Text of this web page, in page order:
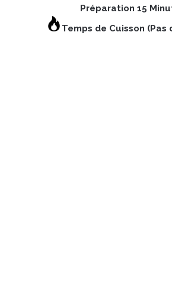
Préparation 15
Temps de Cuisson (Pas